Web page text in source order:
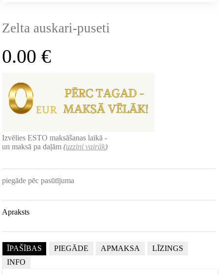
Zelta auskari-puseti
0.00€
Izvēlies ESTO maksāšanas laikā -
un maksā pa daļām(uzzini vairāk)
piegāde pēc pasūtījuma
Apraksts
ĪPAŠĪBAS PIEGĀDE APMAKSA
LĪZINGS
INFO